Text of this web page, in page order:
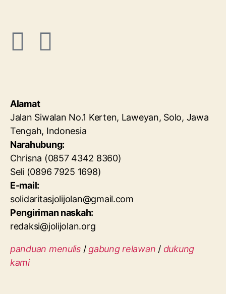
Alamat
Jalan Siwalan No.1 Kerten, Laweyan, Solo, Jawa
Tengah, Indonesia
Narahubung:
Chrisna (0857 4342 8360)
Seli (0896 7925 1698)
E-mail:
solidaritasjolijolan@gmail.com
Pengiriman naskah:
redaksi@jolijolan.org
panduan menulis/ gabung relawan / dukung
kami